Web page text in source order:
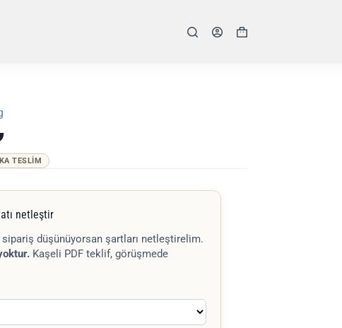
Shopping
TESLIM
netleştir
düşünüyorsan şartları netleştirelim.
Kaşeli PDF teklif, görüşmede